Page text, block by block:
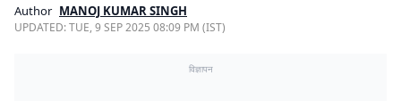
Author MANOJ KUMAR SINGH
UPDATED:TUE, 9 SEP 2025 08:09 PM (IST)
विज्ञापन